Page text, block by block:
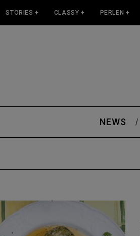
STORIES + CLASSY + PERLEN +
NEWS